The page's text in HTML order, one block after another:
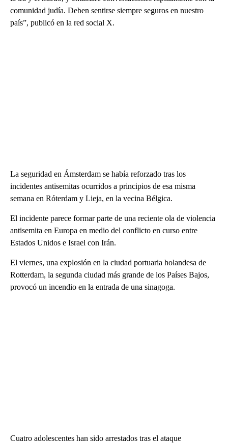
comunidad judía. Deben sentirse siempre seguros en nuestro
país”, publicó en la red social X.
La seguridad en Ámsterdam se había reforzado tras los
incidentes antisemitas ocurridos a principios de esa misma
semana en Róterdam y Lieja, en la vecina Bélgica.
El incidente parece formar parte de una reciente ola de violencia
antisemita en Europa en medio del conflicto en curso entre
Estados Unidos e Israel con Irán.
El viernes, una explosión en la ciudad portuaria holandesa de
Rotterdam, la segunda ciudad más grande de los Países Bajos,
provocó un incendio en la entrada de una sinagoga.
Cuatro adolescentes han sido arrestados tras el ataque